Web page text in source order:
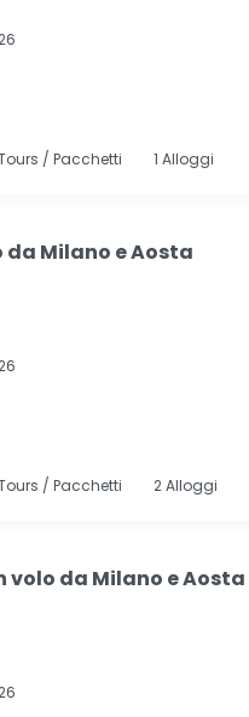
/ Pacchetti 1 Alloggi
da Milano e Aosta
/ Pacchetti 2 Alloggi
volo da Milano e Aosta